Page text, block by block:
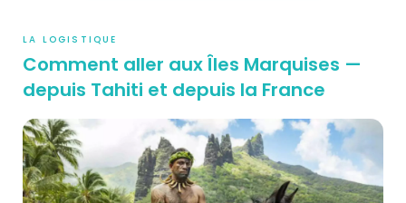
LA LOGISTIQUE
Comment aller aux Îles Marquises —
depuis Tahiti et depuis la France